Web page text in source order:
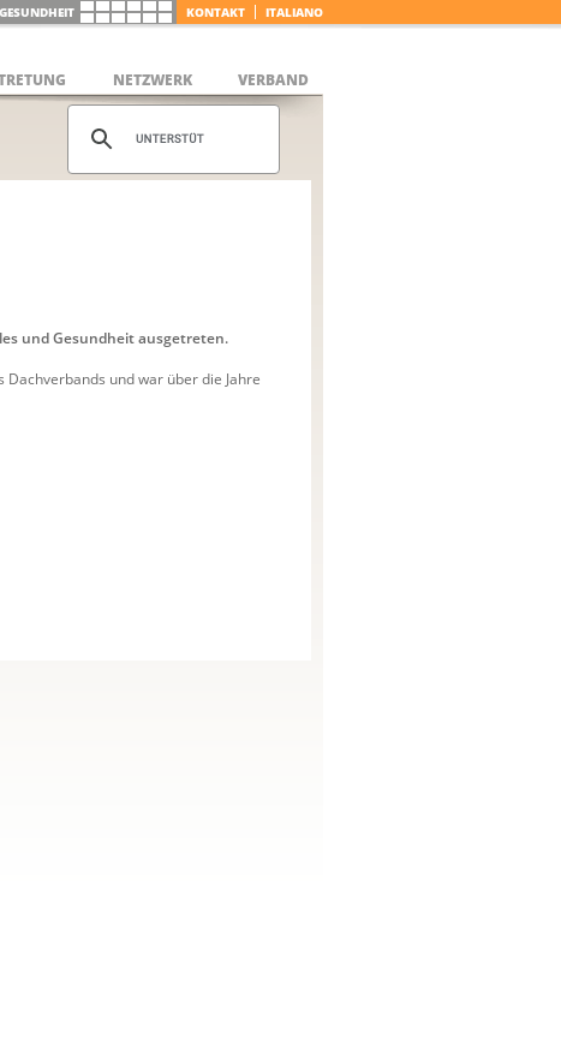
KONTAKT ITALIANO
NETZWERK VERBAND
und Gesundheit ausgetreten.
und war über die Jahre